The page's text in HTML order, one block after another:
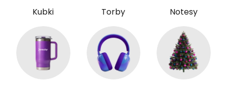
Kubki Torby Notesy